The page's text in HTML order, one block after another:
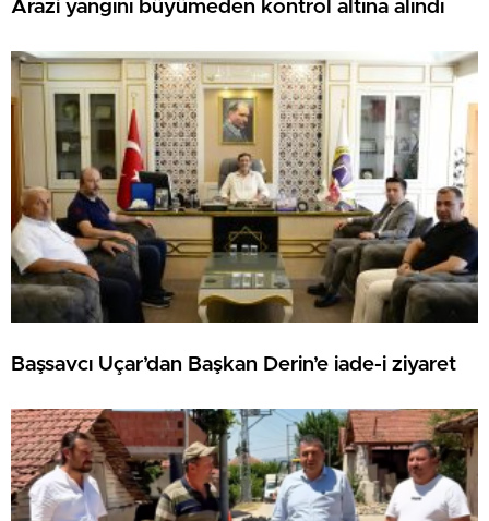
Arazi yangını büyümeden kontrol altına alındı
Başsavcı Uçar’dan Başkan Derin’e iade-i ziyaret